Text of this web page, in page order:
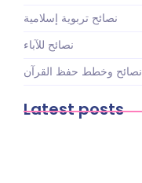
نصائح تربوية إسلامية
نصائح للآباء
نصائح وخطط حفظ القرآن
Latest posts